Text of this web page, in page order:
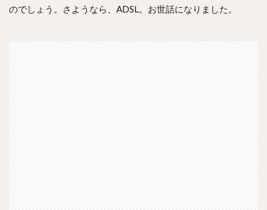
のでしょう。さようなら、ADSL。お世話になりました。